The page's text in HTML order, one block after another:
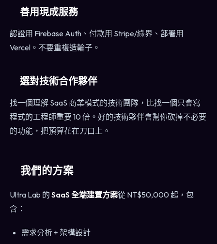
善用現成服務
認證用 Firebase Auth、付款用 Stripe/綠界、部署用
Vercel。不要重複造輪子。
選對技術合作夥伴
找一個理解 SaaS 商業模式的技術團隊，比找一個只會寫
程式的工程師重要 10 倍。好的技術夥伴會幫你砍掉不必要
的功能，把預算花在刀口上。
我們的方案
Ultra Lab 的 SaaS 全端建置方案從 NT$50,000 起，包
含：
需求分析 + 架構設計